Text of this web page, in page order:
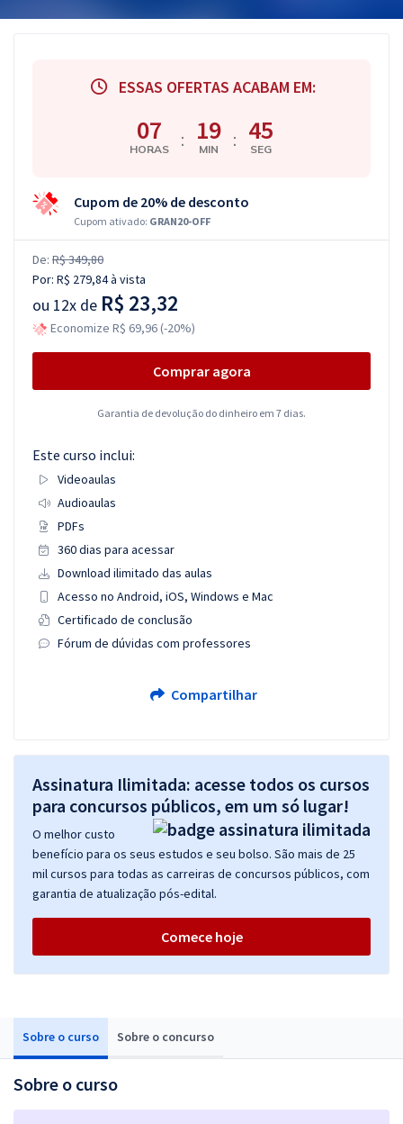
Sobre o curso Sobre o concurso
Sobre o curso
ESSAS OFERTAS ACABAM EM:
07
HORAS : 19
MIN : 45
SEG
Cupom de 20% de desconto
Cupom ativado: GRAN20-OFF
De: R$ 349,80
Por: R$ 279,84à vista
ou 12x de R$ 23,32
Economize R$ 69,96 (-20%)
Comprar agora
Garantia de devolução do dinheiro em 7 dias.
Este curso inclui:
Videoaulas
Audioaulas
PDFs
360 dias para acessar
Download ilimitado das aulas
Acesso no Android, iOS, Windows e Mac
Certificado de conclusão
Fórum de dúvidas com professores
Compartilhar
Assinatura Ilimitada: acesse todos os cursos
para concursos públicos, em um só lugar!
O melhor custo
benefício para os seus estudos e seu bolso. São mais de 25
mil cursos para todas as carreiras de concursos públicos, com
garantia de atualização pós-edital.
Comece hoje